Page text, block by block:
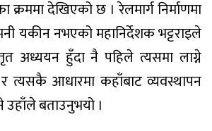
क्रममा देखिएको छ । रेलमार्ग निर्माणमा
यकीन नभएको महानिर्देशक भट्टराइले
अध्ययन हुँदा नै पहिले त्यसमा लाग्ने
त्यसकै आधारमा कहाँबाट व्यवस्थापन
बताउनुभयो ।